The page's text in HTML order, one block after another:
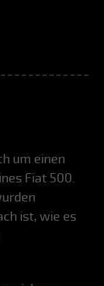
um einen
Fiat 500.
ist, wie es